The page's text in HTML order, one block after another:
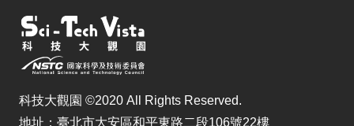
科技大觀園 ©2020 All Rights Reserved.
地址：臺北市大安區和平東路二段106號22樓